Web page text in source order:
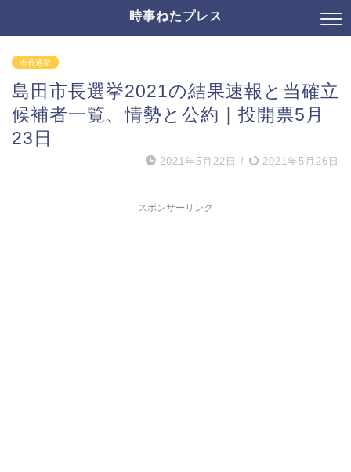
時事ねたプレス
市長選挙
島田市長選挙2021の結果速報と当確立
候補者一覧、情勢と公約｜投開票5月
23日
2021年5月22日 / 2021年5月26日
スポンサーリンク